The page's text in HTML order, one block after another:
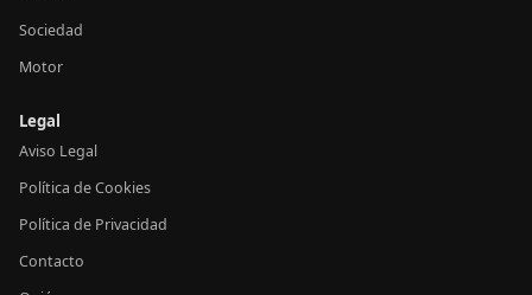
Sociedad
Motor
Legal
Aviso Legal
Política de Cookies
Política de Privacidad
Contacto